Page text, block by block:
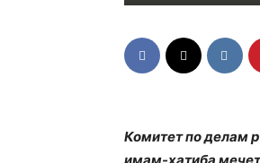
Комитет по делам